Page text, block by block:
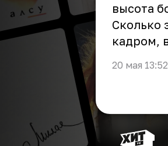
высота
Сколько
кадром,
20 мая